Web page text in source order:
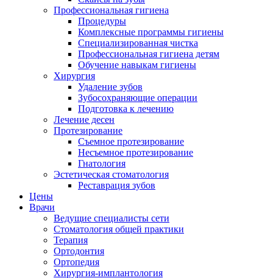
Профессиональная гигиена
Процедуры
Комплексные программы гигиены
Специализированная чистка
Профессиональная гигиена детям
Обучение навыкам гигиены
Хирургия
Удаление зубов
Зубосохраняющие операции
Подготовка к лечению
Лечение десен
Протезирование
Съемное протезирование
Несъемное протезирование
Гнатология
Эстетическая стоматология
Реставрация зубов
Цены
Врачи
Ведущие специалисты сети
Стоматология общей практики
Терапия
Ортодонтия
Ортопедия
Хирургия-имплантология